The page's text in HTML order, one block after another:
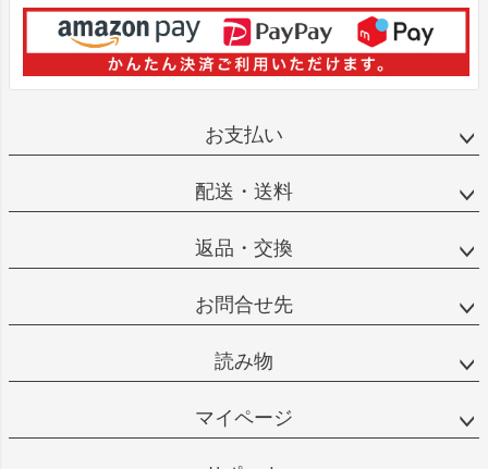
お支払い
配送・送料
返品・交換
お問合せ先
読み物
マイページ